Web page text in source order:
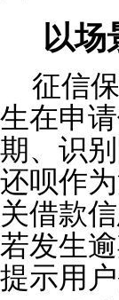
以场
征信
生在申
期、识
还呗作
关借款
若发生
提示用